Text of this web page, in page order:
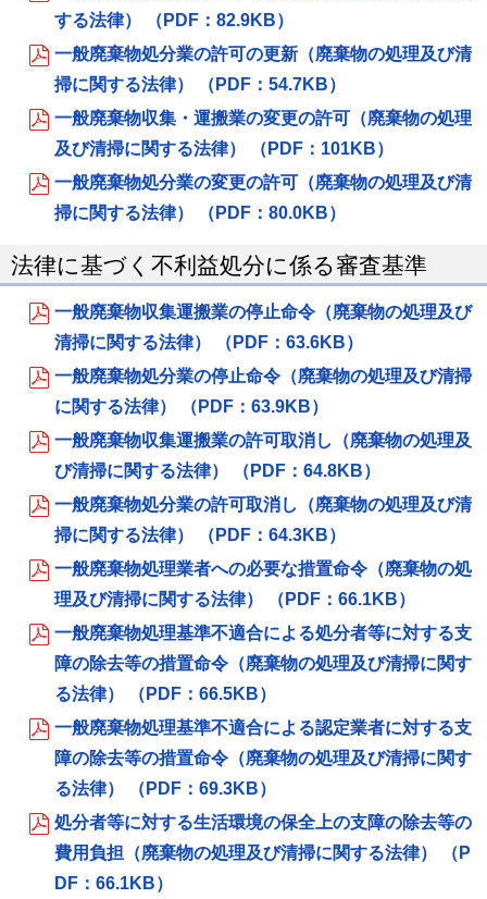
する法律） （PDF：82.9KB）
一般廃棄物処分業の許可の更新（廃棄物の処理及び清
掃に関する法律） （PDF：54.7KB）
一般廃棄物収集・運搬業の変更の許可（廃棄物の処理
及び清掃に関する法律） （PDF：101KB）
一般廃棄物処分業の変更の許可（廃棄物の処理及び清
掃に関する法律） （PDF：80.0KB）
法律に基づく不利益処分に係る審査基準
一般廃棄物収集運搬業の停止命令（廃棄物の処理及び
清掃に関する法律） （PDF：63.6KB）
一般廃棄物処分業の停止命令（廃棄物の処理及び清掃
に関する法律） （PDF：63.9KB）
一般廃棄物収集運搬業の許可取消し（廃棄物の処理及
び清掃に関する法律） （PDF：64.8KB）
一般廃棄物処分業の許可取消し（廃棄物の処理及び清
掃に関する法律） （PDF：64.3KB）
一般廃棄物処理業者への必要な措置命令（廃棄物の処
理及び清掃に関する法律） （PDF：66.1KB）
一般廃棄物処理基準不適合による処分者等に対する支
障の除去等の措置命令（廃棄物の処理及び清掃に関す
る法律） （PDF：66.5KB）
一般廃棄物処理基準不適合による認定業者に対する支
障の除去等の措置命令（廃棄物の処理及び清掃に関す
る法律） （PDF：69.3KB）
処分者等に対する生活環境の保全上の支障の除去等の
費用負担（廃棄物の処理及び清掃に関する法律） （P
DF：66.1KB）